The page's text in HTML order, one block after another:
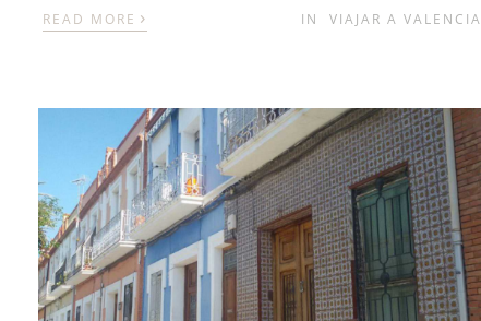
READ MORE › IN VIAJAR A VALENCIA